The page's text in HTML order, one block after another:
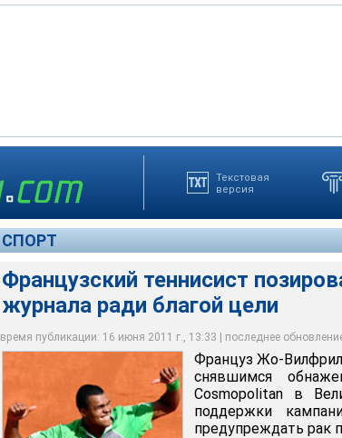
Текстовая
версия
СПОРТ
Французский теннисист
журнала ради благой цели
время публикации: 16 июня 2011 г., 13:33 | последнее
Французский теннисист позировал голым для
Global Look Press
Француз Жо-
снявшимся
Cosmopolitan в
поддержки
предупреждать рак